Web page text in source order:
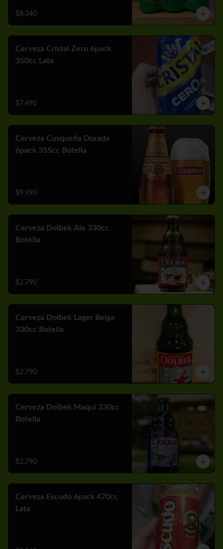
$8.340
Cerveza Cristal Zero 6pack
350cc Lata
$7.490
Cerveza Cusqueña Dorada
6pack 355cc Botella
$9.990
Cerveza Dolbek Ale 330cc
Botella
$2.790
Cerveza Dolbek Lager Belga
330cc Botella
$2.790
Cerveza Dolbek Maqui 330cc
Botella
$2.790
Cerveza Escudo 6pack 470cc
Lata